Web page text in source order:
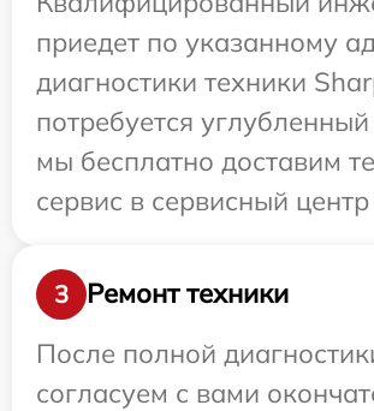
приедет по указанному
диагностики техники
потребуется
мы бесплатно доставим
сервис в сервисный
3
Ремонт техники
После полной
согласуем с вами